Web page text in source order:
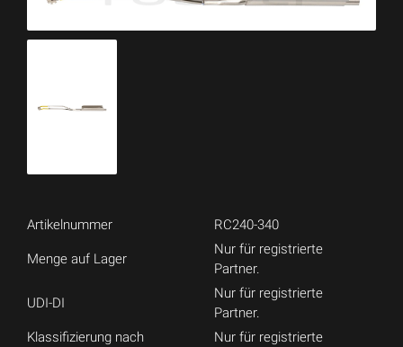
Artikelnummer RC240-340
Menge auf Lager
Nur für registrierte
Partner.
UDI-DI
Nur für registrierte
Partner.
Klassifizierung nach
Nur für registrierte